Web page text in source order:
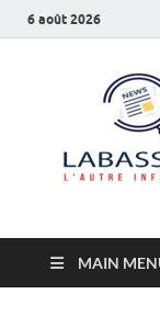
6 août 2026
MAIN